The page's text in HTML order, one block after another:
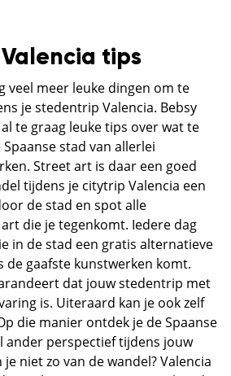
tips
veel meer leuke dingen om te
je stedentrip Valencia. Bebsy
te graag leuke tips over wat te
stad van allerlei
Street art is daar een goed
tijdens je citytrip Valencia een
de stad en spot alle
die je tegenkomt. Iedere dag
in de stad een gratis alternatieve
de gaafste kunstwerken komt.
dat jouw stedentrip met
is. Uiteraard kan je ook zelf
die manier ontdek je de Spaanse
ander perspectief tijdens jouw
je niet zo van de wandel? Valencia